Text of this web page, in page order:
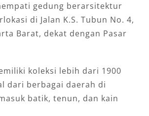
gedung berarsitektur
di Jalan K.S. Tubun No. 4,
Barat, dekat dengan Pasar
koleksi lebih dari 1900
dari berbagai daerah di
batik, tenun, dan kain